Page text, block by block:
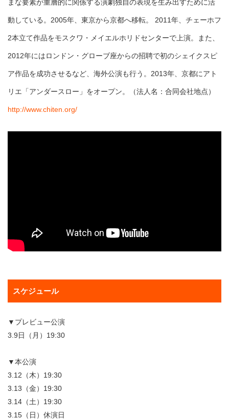
まな要素が重層的に関係する演劇独自の表現を生み出すために活
動している。2005年、東京から京都へ移転。 2011年、チェーホフ
2本立て作品をモスクワ・メイエルホリドセンターで上演。また、
2012年にはロンドン・グローブ座からの招聘で初のシェイクスピ
ア作品を成功させるなど、海外公演も行う。2013年、京都にアト
リエ「アンダースロー」をオープン。（法人名：合同会社地点）
http://www.chiten.org/
スケジュール
▼プレビュー公演
3.9日（月）19:30
▼本公演
3.12（木）19:30
3.13（金）19:30
3.14（土）19:30
3.15（日）休演日